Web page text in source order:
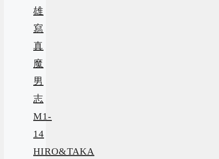
雄
寫
真
魔
男
志
M1-
14
HIRO&TAKA